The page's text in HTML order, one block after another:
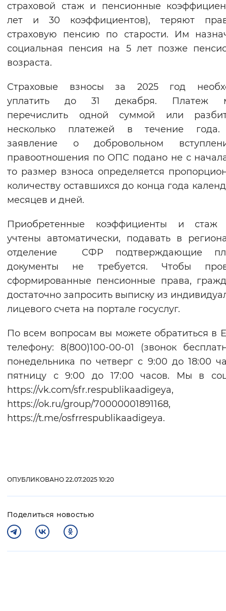
страховой стаж и пенсионные
лет и 30 коэффициентов), теряют
страховую пенсию по старости. Им
социальная пенсия на 5 лет позже
возраста.
Страховые взносы за 2025 год
уплатить до 31 декабря. Платеж
перечислить одной суммой или
несколько платежей в течение
заявление о добровольном
правоотношения по ОПС подано не с
то размер взноса определяется
количеству оставшихся до конца года
месяцев и дней.
Приобретенные коэффициенты и стаж
учтены автоматически, подавать в
отделение СФР подтверждающие
документы не требуется. Чтобы
сформированные пенсионные права,
достаточно запросить выписку из
лицевого счета на портале госуслуг.
По всем вопросам вы можете обратиться в
телефону: 8(800)100-00-01 (звонок
понедельника по четверг с 9:00 до 18:00
пятницу с 9:00 до 17:00 часов. Мы в
https://vk.com/sfr.respublikaadigeya,
https://ok.ru/group/70000001891168,
https://t.me/osfrrespublikaadigeya.
ОПУБЛИКОВАНО 22.07.2025 10:20
Поделиться новостью